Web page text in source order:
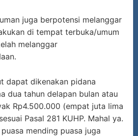
juga berpotensi melanggar
di tempat terbuka/umum
melanggar
dapat dikenakan pidana
dua tahun delapan bulan atau
Rp4.500.000 (empat juta lima
Pasal 281 KUHP. Mahal ya.
mending puasa juga